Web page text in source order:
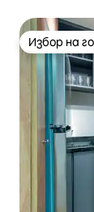
Избор на
Избор на